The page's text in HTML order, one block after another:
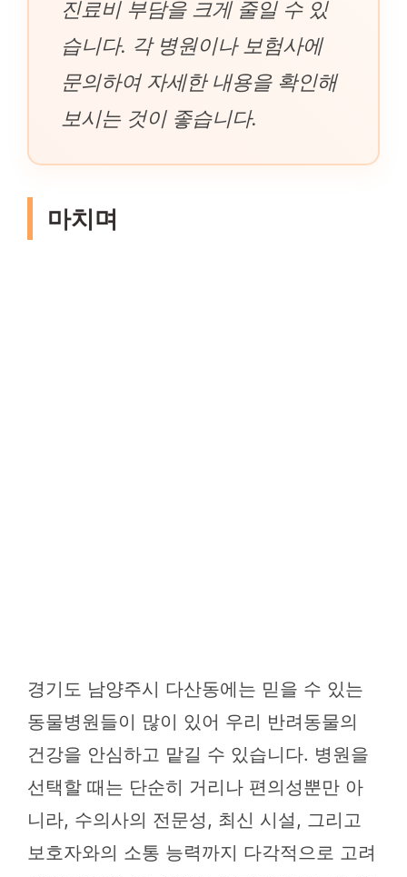
진료비 부담을 크게 줄일 수 있
습니다. 각 병원이나 보험사에
문의하여 자세한 내용을 확인해
보시는 것이 좋습니다.
마치며
경기도 남양주시 다산동에는 믿을 수 있는
동물병원들이 많이 있어 우리 반려동물의
건강을 안심하고 맡길 수 있습니다. 병원을
선택할 때는 단순히 거리나 편의성뿐만 아
니라, 수의사의 전문성, 최신 시설, 그리고
보호자와의 소통 능력까지 다각적으로 고려